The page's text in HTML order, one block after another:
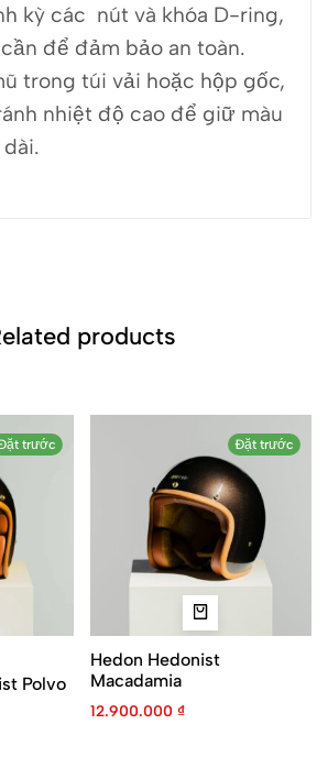
kỳ các nút và khóa D-ring,
để đảm bảo an toàn.
trong túi vải hoặc hộp gốc,
nhiệt độ cao để giữ màu
products
trước
Polvo
Đặt trước
Hedon Hedonist
Macadamia
12.900.000 ₫